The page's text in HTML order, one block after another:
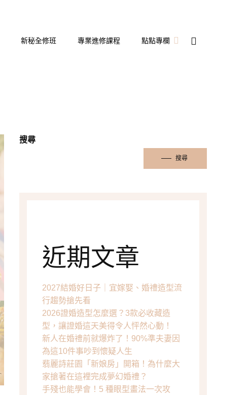
新秘全修班 專業進修課程 點點專欄
唇彩分享
搜尋
搜尋
近期文章
2027結婚好日子｜宜嫁娶、婚禮造型流
行趨勢搶先看
2026證婚造型怎麼選？3款必收藏造
型，讓證婚這天美得令人怦然心動！
新人在婚禮前就爆炸了！90%準夫妻因
為這10件事吵到懷疑人生
翡麗詩莊園「新娘房」開箱！為什麼大
家搶著在這裡完成夢幻婚禮？
手殘也能學會！5 種眼型畫法一次攻